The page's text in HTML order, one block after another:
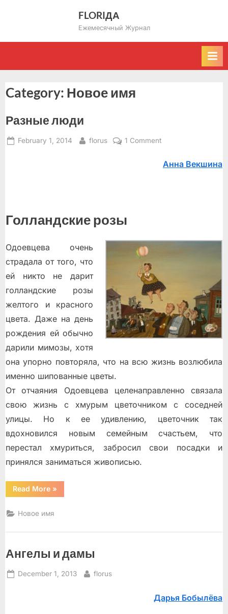
FLORIДА
Ежемесячный Журнал
Category: Новое имя
Разные люди
Posted
February 1, 2014 By
florus 1 Commenton
люди
Анна Векшина
Голландские розы
Одоевцева очень
страдала от того, что
ей никто не дарит
голландские розы
желтого и красного
цвета. Даже на день
рождения ей обычно
дарили мимозы, хотя
она упорно повторяла, что на всю жизнь возлюбила
именно шипованные цветы.
От отчаяния Одоевцева целенаправленно связала
свою жизнь с хмурым цветочником с соседней
улицы. Но к ее удивлению, цветочник так
вдохновился новым семейным счастьем, что
перестал хмуриться, забросил свои посадки и
принялся заниматься живописью.
Read More“Разные
люди”
»
Новое имя
Ангелы и дамы
Posted
December 1, 2013 By
florus
Дарья Бобылёва